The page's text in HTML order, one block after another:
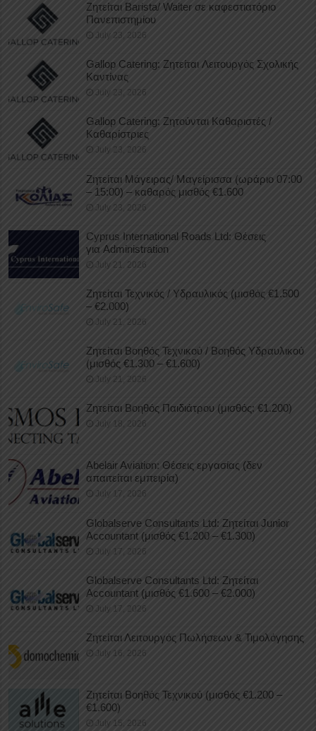
Ζητείται Barista/ Waiter σε καφεστιατόριο
Πανεπιστημίου
July 23, 2026
Gallop Catering: Ζητείται Λειτουργός Σχολικής
Καντίνας
July 23, 2026
Gallop Catering: Ζητούνται Καθαριστές /
Καθαρίστριες
July 23, 2026
Ζητείται Μάγειρας/ Μαγείρισσα (ωράριο 07:00
– 15:00) – καθαρός μισθός €1.600
July 23, 2026
Cyprus International Roads Ltd: Θέσεις
για Administration
July 21, 2026
Ζητείται Τεχνικός / Υδραυλικός (μισθός €1.500
– €2.000)
July 21, 2026
Ζητείται Βοηθός Τεχνικού / Βοηθός Υδραυλικού
(μισθός €1.300 – €1.600)
July 21, 2026
Ζητείται Βοηθός Παιδιάτρου (μισθός: €1.200)
July 18, 2026
Abelair Aviation: Θέσεις εργασίας (δεν
απαιτείται εμπειρία)
July 17, 2026
Globalserve Consultants Ltd: Ζητείται Junior
Accountant (μισθός €1.200 – €1.300)
July 17, 2026
Globalserve Consultants Ltd: Ζητείται
Accountant (μισθός €1.600 – €2.000)
July 17, 2026
Ζητείται Λειτουργός Πωλήσεων & Τιμολόγησης
July 16, 2026
Ζητείται Βοηθός Τεχνικού (μισθός €1.200 –
€1.600)
July 15, 2026